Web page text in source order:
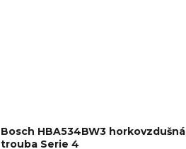
Bosch HBA534BW3 horkovzdušná
trouba Serie 4